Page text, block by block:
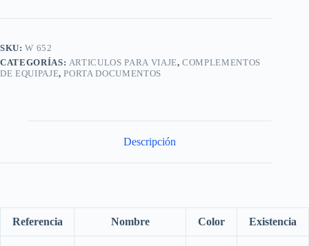
SKU:W 652
CATEGORÍAS: ARTICULOS PARA VIAJE,COMPLEMENTOS
DE EQUIPAJE,PORTA DOCUMENTOS
Descripción
Referencia Nombre Color Existencia